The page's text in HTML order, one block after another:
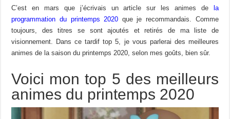
C’est en mars que j’écrivais un article sur les animes de la
programmation du printemps 2020 que je recommandais. Comme
toujours, des titres se sont ajoutés et retirés de ma liste de
visionnement. Dans ce tardif top 5, je vous parlerai des meilleures
animes de la saison du printemps 2020, selon mes goûts, bien sûr.
Voici mon top 5 des meilleurs
animes du printemps 2020